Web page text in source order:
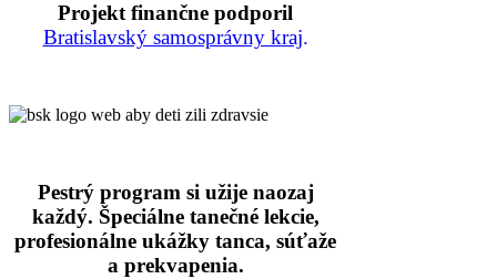
Projekt finančne podporil
Bratislavský samosprávny kraj.
Pestrý program si užije naozaj
každý. Špeciálne tanečné lekcie,
profesionálne ukážky tanca, súťaže
a prekvapenia.